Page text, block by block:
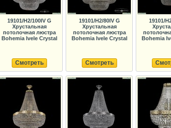
19101/H2/100IV G
Хрустальная
потолочная люстра
Bohemia Ivele Crystal
Смотреть
19101/H2/80IV G
Хрустальная
потолочная люстра
Bohemia Ivele Crystal
Смотреть
19101/
Bohemia